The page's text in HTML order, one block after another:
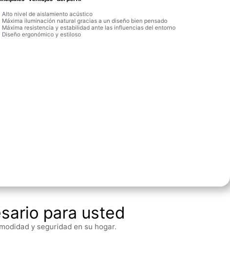
Alto nivel de aislamiento acústico
Máxima iluminación natural gracias a un diseño bien pensado
Máxima resistencia y estabilidad ante las influencias del entorno
Diseño ergonómico y estiloso
para usted
y seguridad en su hogar.